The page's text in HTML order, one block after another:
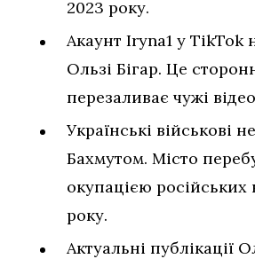
2023 року.
Акаунт Iryna1 у TikTok
Ользі Бігар. Це
перезаливає чужі
Українські військові
Бахмутом. Місто
окупацією російських
року.
Актуальні публікації